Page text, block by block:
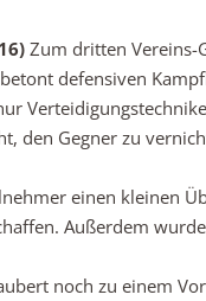
Zum dritten Vereins-
defensiven
den Gegner zu
einen kleinen
Außerdem
noch zu einem